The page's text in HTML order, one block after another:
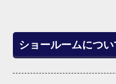
ショールームにつ